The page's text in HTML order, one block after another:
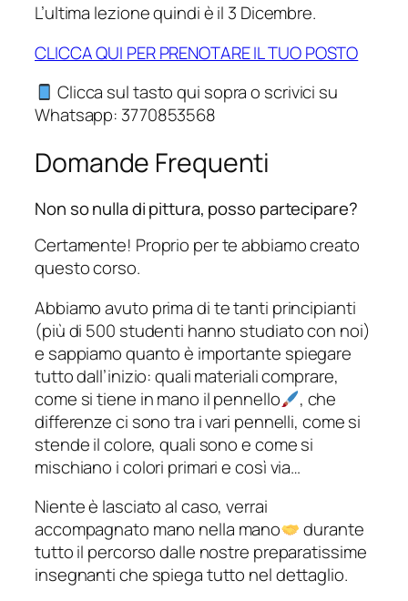
L’ultima lezione quindi è il 3 Dicembre.
CLICCA QUI PER PRENOTARE IL TUO POSTO
Clicca sul tasto qui sopra o scrivici su
Whatsapp: 3770853568
Domande Frequenti
Non so nulla di pittura, posso partecipare?
Certamente! Proprio per te abbiamo creato
questo corso.
Abbiamo avuto prima di te tanti principianti
(più di 500 studenti hanno studiato con noi)
e sappiamo quanto è importante spiegare
tutto dall’inizio: quali materiali comprare,
come si tiene in mano il pennello
, che
differenze ci sono tra i vari pennelli, come si
stende il colore, quali sono e come si
mischiano i colori primari e così via…
Niente è lasciato al caso, verrai
accompagnato mano nella mano
durante
tutto il percorso dalle nostre preparatissime
insegnanti che spiega tutto nel dettaglio.